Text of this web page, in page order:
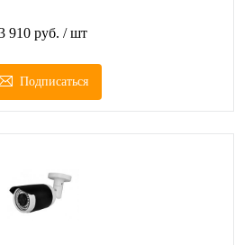
910 руб. / шт
Подписаться